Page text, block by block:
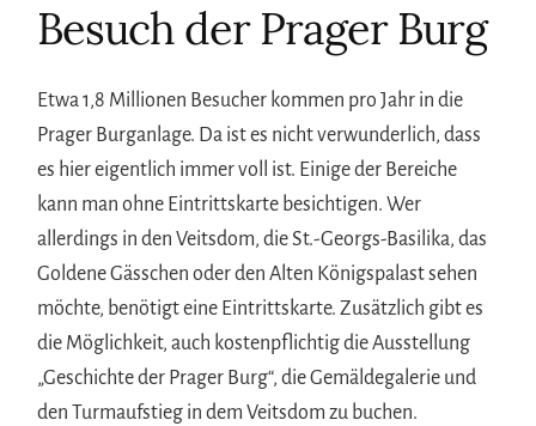
Besuch der Prager Burg
Etwa 1,8 Millionen Besucher kommen pro Jahr in die
Prager Burganlage. Da ist es nicht verwunderlich, dass
es hier eigentlich immer voll ist. Einige der Bereiche
kann man ohne Eintrittskarte besichtigen. Wer
allerdings in den Veitsdom, die St.-Georgs-Basilika, das
Goldene Gässchen oder den Alten Königspalast sehen
möchte, benötigt eine Eintrittskarte. Zusätzlich gibt es
die Möglichkeit, auch kostenpflichtig die Ausstellung
„Geschichte der Prager Burg“, die Gemäldegalerie und
den Turmaufstieg in dem Veitsdom zu buchen.